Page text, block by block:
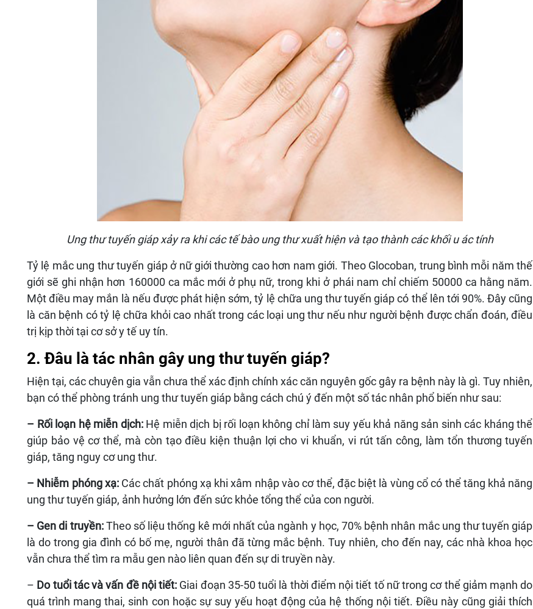
Ung thư tuyến giáp xảy ra khi các tế bào ung thư xuất hiện và tạo thành các khối u ác tính
Tỷ lệ mắc ung thư tuyến giáp ở nữ giới thường cao hơn nam giới. Theo Glocoban, trung bình mỗi năm thế
giới sẽ ghi nhận hơn 160000 ca mắc mới ở phụ nữ, trong khi ở phái nam chỉ chiếm 50000 ca hằng năm.
Một điều may mắn là nếu được phát hiện sớm, tỷ lệ chữa ung thư tuyến giáp có thể lên tới 90%. Đây cũng
là căn bệnh có tỷ lệ chữa khỏi cao nhất trong các loại ung thư nếu như người bệnh được chẩn đoán, điều
trị kịp thời tại cơ sở y tế uy tín.
2. Đâu là tác nhân gây ung thư tuyến giáp?
Hiện tại, các chuyên gia vẫn chưa thể xác định chính xác căn nguyên gốc gây ra bệnh này là gì. Tuy nhiên,
bạn có thể phòng tránh ung thư tuyến giáp bằng cách chú ý đến một số tác nhân phổ biến như sau:
– Rối loạn hệ miễn dịch:Hệ miễn dịch bị rối loạn không chỉ làm suy yếu khả năng sản sinh các kháng thể
giúp bảo vệ cơ thể, mà còn tạo điều kiện thuận lợi cho vi khuẩn, vi rút tấn công, làm tổn thương tuyến
giáp, tăng nguy cơ ung thư.
– Nhiễm phóng xạ:Các chất phóng xạ khi xâm nhập vào cơ thể, đặc biệt là vùng cổ có thể tăng khả năng
ung thư tuyến giáp, ảnh hưởng lớn đến sức khỏe tổng thể của con người.
– Gen di truyền:Theo số liệu thống kê mới nhất của ngành y học, 70% bệnh nhân mắc ung thư tuyến giáp
là do trong gia đình có bố mẹ, người thân đã từng mắc bệnh. Tuy nhiên, cho đến nay, các nhà khoa học
vẫn chưa thể tìm ra mẫu gen nào liên quan đến sự di truyền này.
– Do tuổi tác và vấn đề nội tiết: Giai đoạn 35-50 tuổi là thời điểm nội tiết tố nữ trong cơ thể giảm mạnh do
quá trình mang thai, sinh con hoặc sự suy yếu hoạt động của hệ thống nội tiết. Điều này cũng giải thích